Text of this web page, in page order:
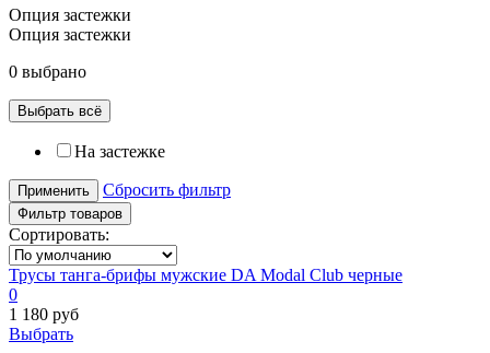
Опция застежки
Опция застежки
0 выбрано
Выбрать всё
На застежке
Применить Сбросить фильтр
Фильтр товаров
Сортировать:
Трусы танга-брифы мужские DA Modal Club черные
0
1 180 руб
Выбрать